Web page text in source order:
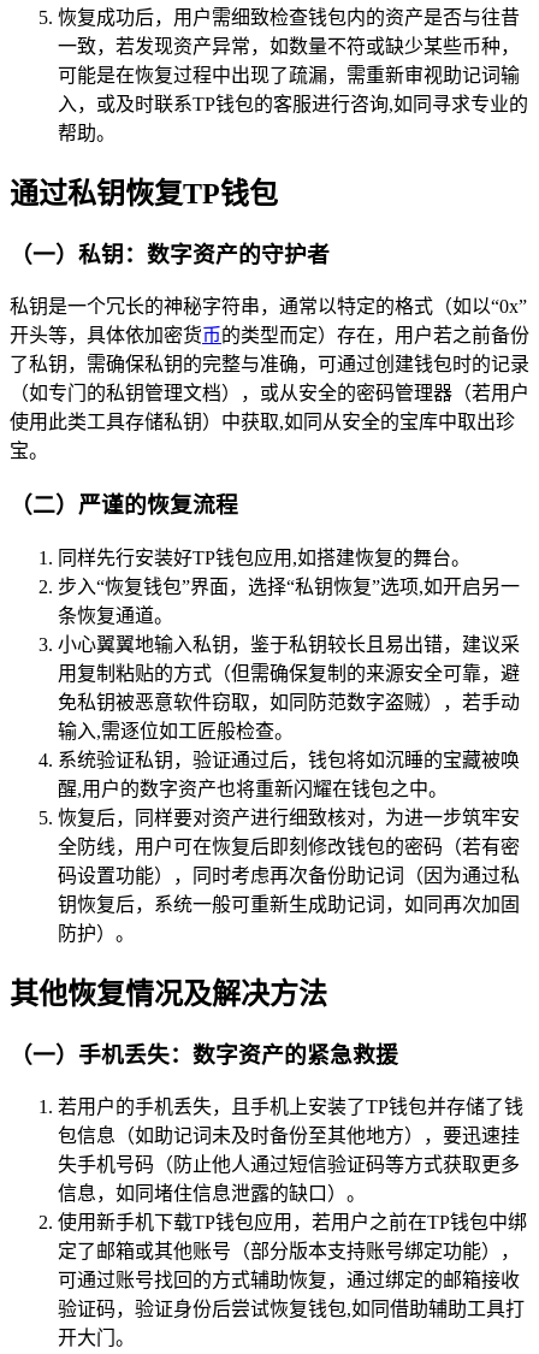
恢复成功后，用户需细致检查钱包内的资产是否与往昔
一致，若发现资产异常，如数量不符或缺少某些币种，
可能是在恢复过程中出现了疏漏，需重新审视助记词输
入，或及时联系TP钱包的客服进行咨询,如同寻求专业的
帮助。
通过私钥恢复TP钱包
（一）私钥：数字资产的守护者
私钥是一个冗长的神秘字符串，通常以特定的格式（如以“0x”
开头等，具体依加密货币的类型而定）存在，用户若之前备份
了私钥，需确保私钥的完整与准确，可通过创建钱包时的记录
（如专门的私钥管理文档），或从安全的密码管理器（若用户
使用此类工具存储私钥）中获取,如同从安全的宝库中取出珍
宝。
（二）严谨的恢复流程
同样先行安装好TP钱包应用,如搭建恢复的舞台。
步入“恢复钱包”界面，选择“私钥恢复”选项,如开启另一
条恢复通道。
小心翼翼地输入私钥，鉴于私钥较长且易出错，建议采
用复制粘贴的方式（但需确保复制的来源安全可靠，避
免私钥被恶意软件窃取，如同防范数字盗贼），若手动
输入,需逐位如工匠般检查。
系统验证私钥，验证通过后，钱包将如沉睡的宝藏被唤
醒,用户的数字资产也将重新闪耀在钱包之中。
恢复后，同样要对资产进行细致核对，为进一步筑牢安
全防线，用户可在恢复后即刻修改钱包的密码（若有密
码设置功能），同时考虑再次备份助记词（因为通过私
钥恢复后，系统一般可重新生成助记词，如同再次加固
防护）。
其他恢复情况及解决方法
（一）手机丢失：数字资产的紧急救援
若用户的手机丢失，且手机上安装了TP钱包并存储了钱
包信息（如助记词未及时备份至其他地方），要迅速挂
失手机号码（防止他人通过短信验证码等方式获取更多
信息，如同堵住信息泄露的缺口）。
使用新手机下载TP钱包应用，若用户之前在TP钱包中绑
定了邮箱或其他账号（部分版本支持账号绑定功能），
可通过账号找回的方式辅助恢复，通过绑定的邮箱接收
验证码，验证身份后尝试恢复钱包,如同借助辅助工具打
开大门。